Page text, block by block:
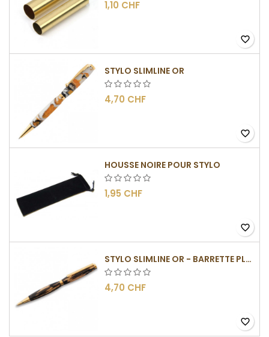
1,10 CHF
favorite_border
STYLO SLIMLINE OR
4,70 CHF
favorite_border
HOUSSE NOIRE POUR STYLO
1,95 CHF
favorite_border
STYLO SLIMLINE OR - BARRETTE PLATE
4,70 CHF
favorite_border